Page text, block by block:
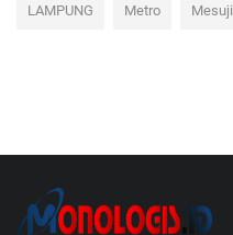
LAMPUNG Metro Mesuji